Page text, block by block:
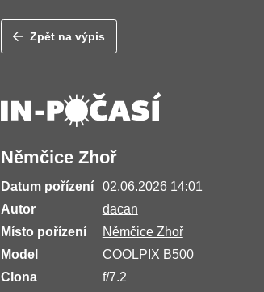
Zpět na výpis
Němčice Zhoř
Datum pořízení
02.06.2026 14:01
Autor
dacan
Místo pořízení
Němčice Zhoř
Model
COOLPIX B500
Clona
f/7.2